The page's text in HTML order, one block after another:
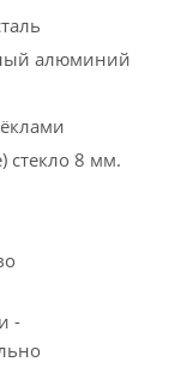
алюминий
стекло 8 мм.
-